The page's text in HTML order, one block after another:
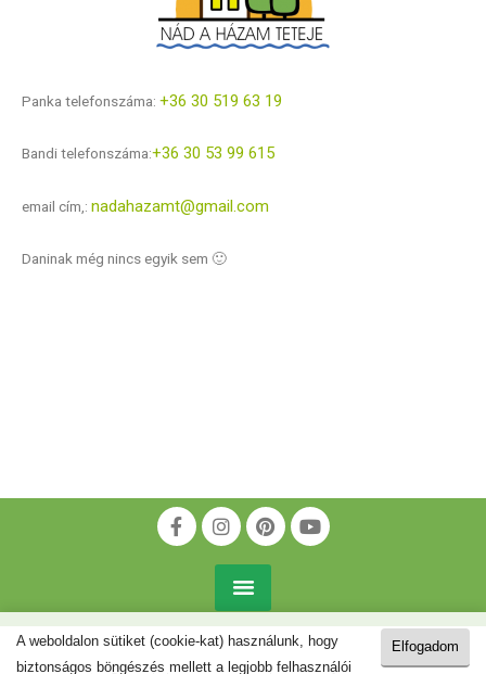
Panka telefonszáma: +36 30 519 63 19
Bandi telefonszáma:+36 30 53 99 615
email cím,: nadahazamt@gmail.com
Daninak még nincs egyik sem 🙂
Elfogadom
A weboldalon sütiket (cookie-kat) használunk, hogy
biztonságos böngészés mellett a legjobb felhasználói